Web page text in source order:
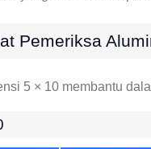
Pemeriksa
5 × 10 membantu